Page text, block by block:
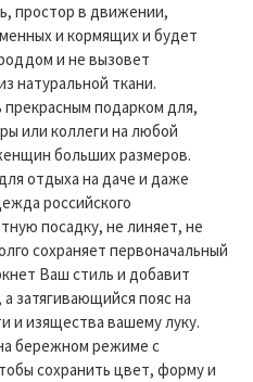
простор в движении,
и кормящих и будет
и не вызовет
натуральной ткани.
подарком для,
или коллеги на любой
больших размеров.
отдыха на даче и даже
российского
посадку, не линяет, не
сохраняет первоначальный
Ваш стиль и добавит
затягивающийся пояс на
и изящества вашему луку.
бережном режиме с
сохранить цвет, форму и